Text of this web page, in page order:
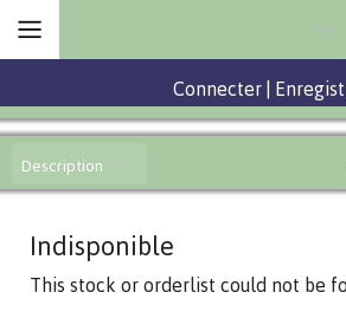
Connecter
Description
Indisponible
This stock or orderlist could not be